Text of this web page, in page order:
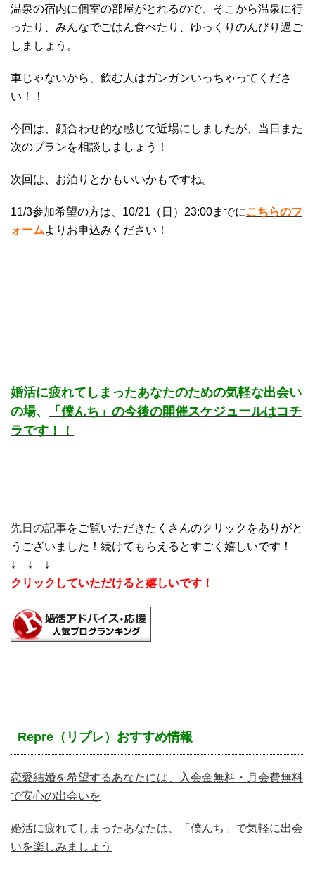
温泉の宿内に個室の部屋がとれるので、そこから温泉に行
ったり、みんなでごはん食べたり、ゆっくりのんびり過ご
しましょう。
車じゃないから、飲む人はガンガンいっちゃってくださ
い！！
今回は、顔合わせ的な感じで近場にしましたが、当日また
次のプランを相談しましょう！
次回は、お泊りとかもいいかもですね。
11/3参加希望の方は、10/21（日）23:00までにこちらのフ
ォームよりお申込みください！
婚活に疲れてしまったあなたのための気軽な出会い
の場、
「僕んち」の今後の開催スケジュールはコチ
ラです！！
先日の記事をご覧いただきたくさんのクリックをありがと
うございました！続けてもらえるとすごく嬉しいです！
↓ ↓ ↓
クリックしていただけると嬉しいです！
Repre（リプレ）おすすめ情報
恋愛結婚を希望するあなたには、入会金無料・月会費無料
で安心の出会いを
婚活に疲れてしまったあなたは、「僕んち」で気軽に出会
いを楽しみましょう